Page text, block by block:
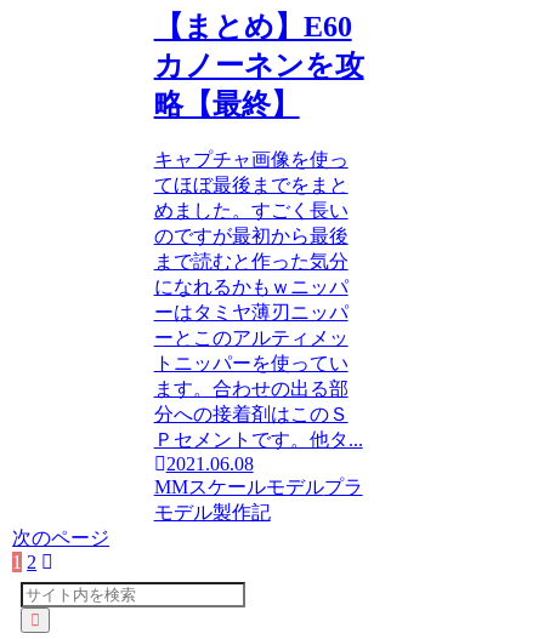
【まとめ】E60
カノーネンを攻
略【最終】
キャプチャ画像を使っ
てほぼ最後までをまと
めました。すごく長い
のですが最初から最後
まで読むと作った気分
になれるかもｗニッパ
ーはタミヤ薄刃ニッパ
ーとこのアルティメッ
トニッパーを使ってい
ます。合わせの出る部
分への接着剤はこのＳ
Ｐセメントです。他タ...
2021.06.08
MMスケールモデルプラ
モデル製作記
次のページ
1 2 次
へ